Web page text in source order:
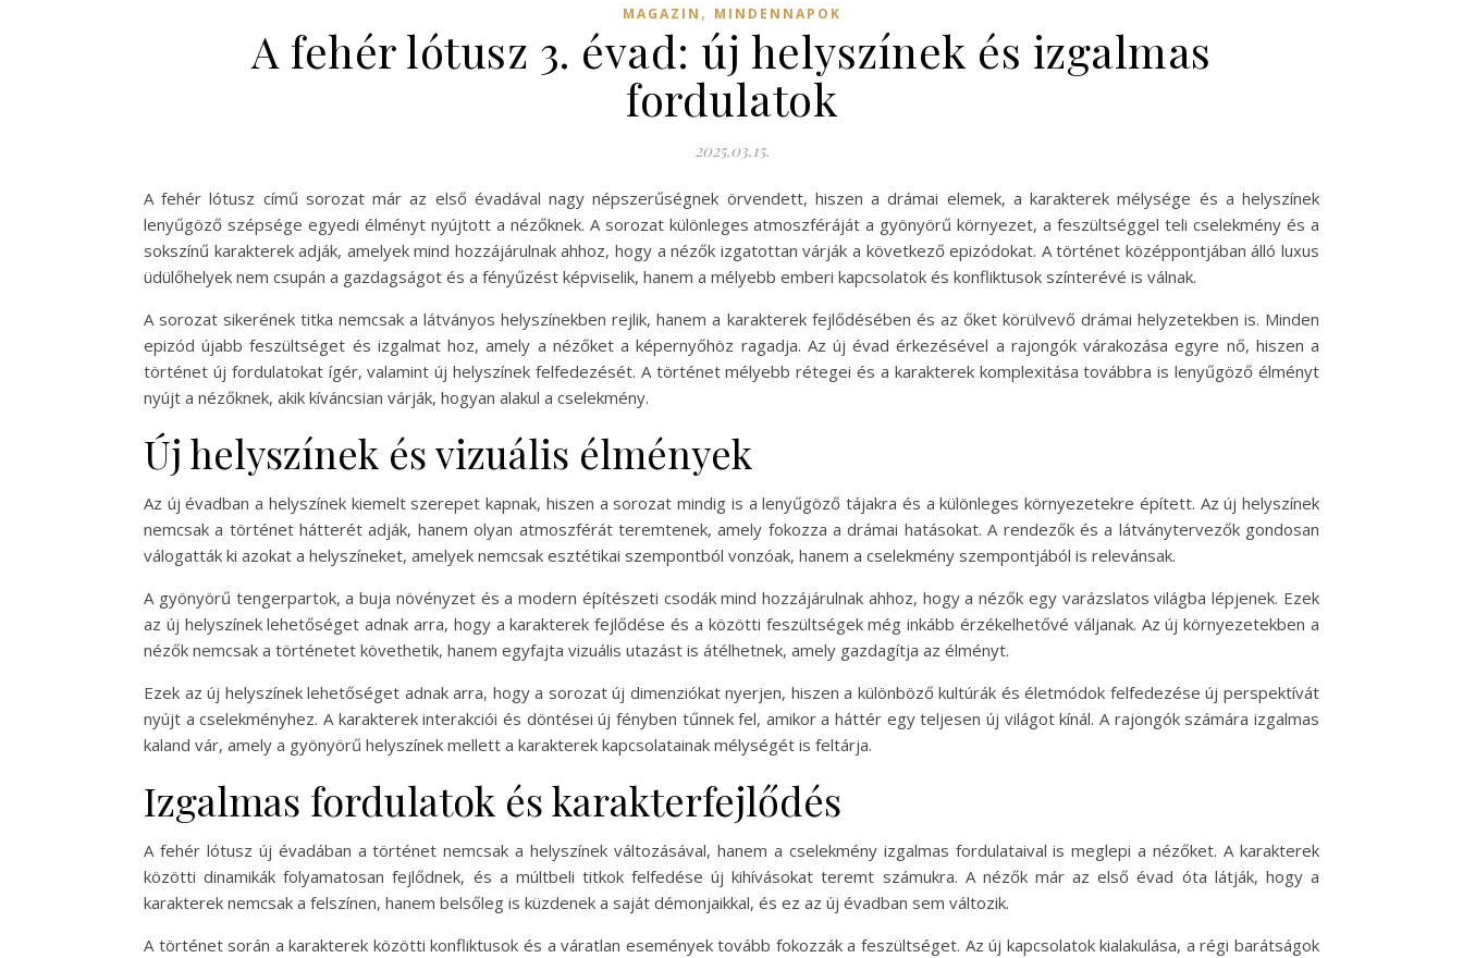
MAGAZIN , MINDENNAPOK
A fehér lótusz 3. évad: új helyszínek és izgalmas
fordulatok
2025.03.15.
A fehér lótusz című sorozat már az első évadával nagy népszerűségnek örvendett, hiszen a drámai elemek, a karakterek mélysége és a helyszínek
lenyűgöző szépsége egyedi élményt nyújtott a nézőknek. A sorozat különleges atmoszféráját a gyönyörű környezet, a feszültséggel teli cselekmény és a
sokszínű karakterek adják, amelyek mind hozzájárulnak ahhoz, hogy a nézők izgatottan várják a következő epizódokat. A történet középpontjában álló luxus
üdülőhelyek nem csupán a gazdagságot és a fényűzést képviselik, hanem a mélyebb emberi kapcsolatok és konfliktusok színterévé is válnak.
A sorozat sikerének titka nemcsak a látványos helyszínekben rejlik, hanem a karakterek fejlődésében és az őket körülvevő drámai helyzetekben is. Minden
epizód újabb feszültséget és izgalmat hoz, amely a nézőket a képernyőhöz ragadja. Az új évad érkezésével a rajongók várakozása egyre nő, hiszen a
történet új fordulatokat ígér, valamint új helyszínek felfedezését. A történet mélyebb rétegei és a karakterek komplexitása továbbra is lenyűgöző élményt
nyújt a nézőknek, akik kíváncsian várják, hogyan alakul a cselekmény.
Új helyszínek és vizuális élmények
Az új évadban a helyszínek kiemelt szerepet kapnak, hiszen a sorozat mindig is a lenyűgöző tájakra és a különleges környezetekre épített. Az új helyszínek
nemcsak a történet hátterét adják, hanem olyan atmoszférát teremtenek, amely fokozza a drámai hatásokat. A rendezők és a látványtervezők gondosan
válogatták ki azokat a helyszíneket, amelyek nemcsak esztétikai szempontból vonzóak, hanem a cselekmény szempontjából is relevánsak.
A gyönyörű tengerpartok, a buja növényzet és a modern építészeti csodák mind hozzájárulnak ahhoz, hogy a nézők egy varázslatos világba lépjenek. Ezek
az új helyszínek lehetőséget adnak arra, hogy a karakterek fejlődése és a közötti feszültségek még inkább érzékelhetővé váljanak. Az új környezetekben a
nézők nemcsak a történetet követhetik, hanem egyfajta vizuális utazást is átélhetnek, amely gazdagítja az élményt.
Ezek az új helyszínek lehetőséget adnak arra, hogy a sorozat új dimenziókat nyerjen, hiszen a különböző kultúrák és életmódok felfedezése új perspektívát
nyújt a cselekményhez. A karakterek interakciói és döntései új fényben tűnnek fel, amikor a háttér egy teljesen új világot kínál. A rajongók számára izgalmas
kaland vár, amely a gyönyörű helyszínek mellett a karakterek kapcsolatainak mélységét is feltárja.
Izgalmas fordulatok és karakterfejlődés
A fehér lótusz új évadában a történet nemcsak a helyszínek változásával, hanem a cselekmény izgalmas fordulataival is meglepi a nézőket. A karakterek
közötti dinamikák folyamatosan fejlődnek, és a múltbeli titkok felfedése új kihívásokat teremt számukra. A nézők már az első évad óta látják, hogy a
karakterek nemcsak a felszínen, hanem belsőleg is küzdenek a saját démonjaikkal, és ez az új évadban sem változik.
A történet során a karakterek közötti konfliktusok és a váratlan események tovább fokozzák a feszültséget. Az új kapcsolatok kialakulása, a régi barátságok